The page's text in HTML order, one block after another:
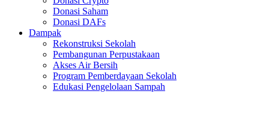
Donasi Saham
Donasi DAFs
Dampak
Rekonstruksi Sekolah
Pembangunan Perpustakaan
Akses Air Bersih
Program Pemberdayaan Sekolah
Edukasi Pengelolaan Sampah